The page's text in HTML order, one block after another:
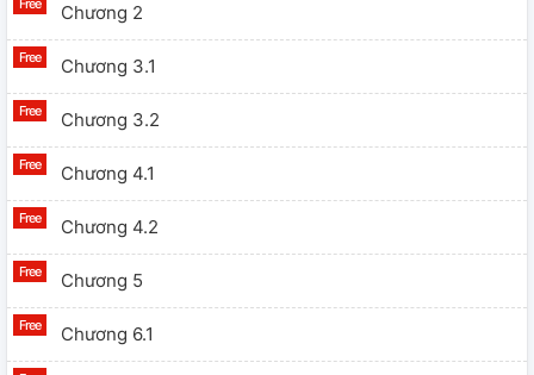
Chương 2
Chương 3.1
Chương 3.2
Chương 4.1
Chương 4.2
Chương 5
Chương 6.1